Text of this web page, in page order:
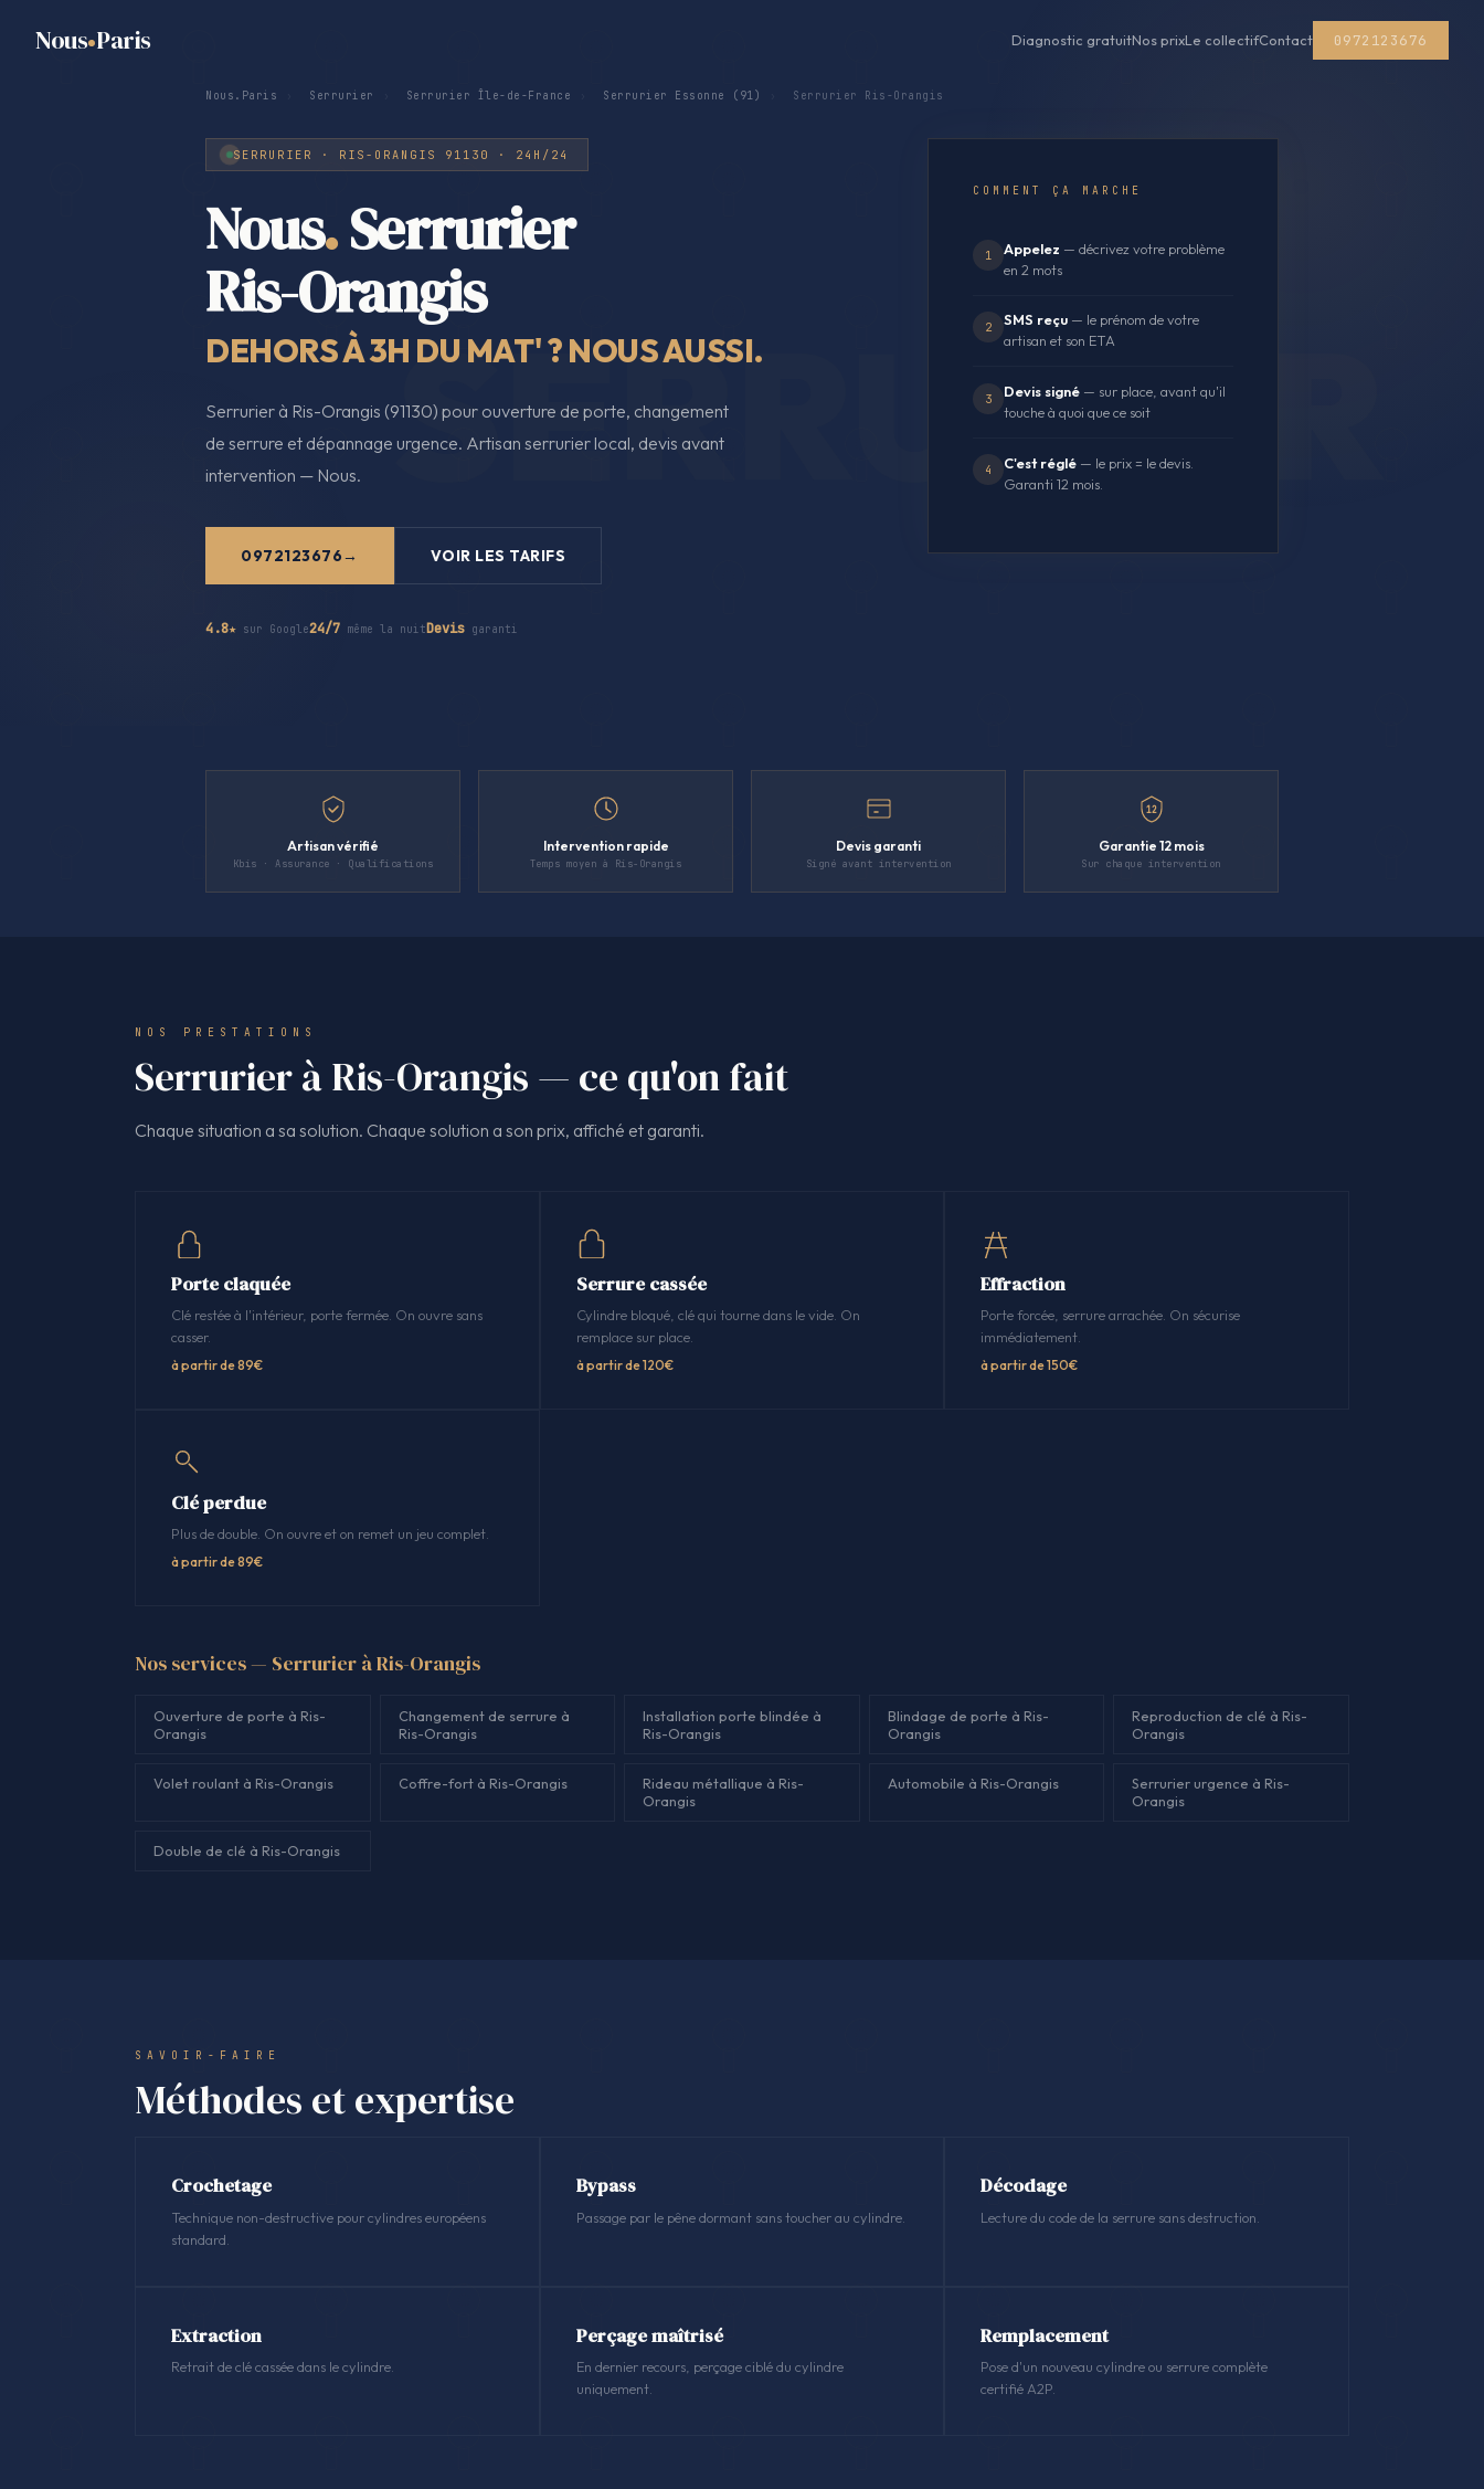
Nous Paris Diagnostic gratuitNos prixLe collectifContact 0972123676
Nous.Paris Serrurier Serrurier Île-de-France Serrurier Essonne (91) Serrurier Ris-Orangis
SERRURIER · RIS-ORANGIS 91130 · 24H/24
Nous.Serrurier
Ris-Orangis
DEHORS À 3H DU MAT' ? NOUS AUSSI.
Serrurier à Ris-Orangis (91130) pour ouverture de porte, changement
de serrure et dépannage urgence. Artisan serrurier local, devis avant
intervention — Nous.
0972123676 VOIR LES TARIFS
4.8★ sur Google24/7 même la nuitDevis garanti
COMMENT ÇA MARCHE
1 Appelez — décrivez votre problème
en 2 mots
2 SMS reçu — le prénom de votre
artisan et son ETA
3 Devis signé — sur place, avant qu'il
touche à quoi que ce soit
4 C'est réglé — le prix = le devis.
Garanti 12 mois.
Artisan vérifié
Kbis · Assurance · Qualifications
Intervention rapide
Temps moyen à Ris-Orangis
Devis garanti
Signé avant intervention
12
Garantie 12 mois
Sur chaque intervention
NOS PRESTATIONS
Serrurier à Ris-Orangis — ce qu'on fait
Chaque situation a sa solution. Chaque solution a son prix, affiché et garanti.
Porte claquée
Clé restée à l'intérieur, porte fermée. On ouvre sans
casser.
à partir de 89€
Serrure cassée
Cylindre bloqué, clé qui tourne dans le vide. On
remplace sur place.
à partir de 120€
Effraction
Porte forcée, serrure arrachée. On sécurise
immédiatement.
à partir de 150€
Clé perdue
Plus de double. On ouvre et on remet un jeu complet.
à partir de 89€
Nos services — Serrurier à Ris-Orangis
Ouverture de porte à Ris-
Orangis
Changement de serrure à
Ris-Orangis
Installation porte blindée à
Ris-Orangis
Blindage de porte à Ris-
Orangis
Reproduction de clé à Ris-
Orangis
Volet roulant à Ris-Orangis Coffre-fort à Ris-Orangis
Rideau métallique à Ris-
Orangis
Automobile à Ris-Orangis
Serrurier urgence à Ris-
Orangis
Double de clé à Ris-Orangis
SAVOIR-FAIRE
Méthodes et expertise
Crochetage
Technique non-destructive pour cylindres européens
standard.
Bypass
Passage par le pêne dormant sans toucher au cylindre.
Décodage
Lecture du code de la serrure sans destruction.
Extraction
Retrait de clé cassée dans le cylindre.
Perçage maîtrisé
En dernier recours, perçage ciblé du cylindre
uniquement.
Remplacement
Pose d'un nouveau cylindre ou serrure complète
certifié A2P.